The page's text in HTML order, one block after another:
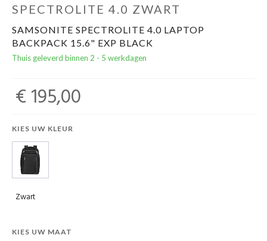
SPECTROLITE 4.0 ZWART
SAMSONITE SPECTROLITE 4.0 LAPTOP
BACKPACK 15.6" EXP BLACK
Thuis geleverd binnen 2 - 5 werkdagen
€ 195,00
KIES UW KLEUR
Zwart
KIES UW MAAT